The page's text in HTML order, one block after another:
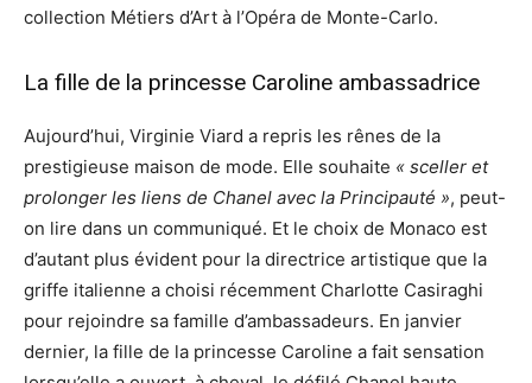
collection Métiers d’Art à l’Opéra de Monte-Carlo.
La fille de la princesse Caroline ambassadrice
Aujourd’hui, Virginie Viard a repris les rênes de la
prestigieuse maison de mode. Elle souhaite « sceller et
prolonger les liens de Chanel avec la Principauté », peut-
on lire dans un communiqué. Et le choix de Monaco est
d’autant plus évident pour la directrice artistique que la
griffe italienne a choisi récemment Charlotte Casiraghi
pour rejoindre sa famille d’ambassadeurs. En janvier
dernier, la fille de la princesse Caroline a fait sensation